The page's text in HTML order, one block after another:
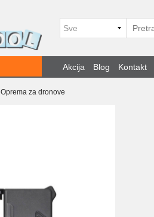
Akcija Blog Kontakt
Oprema za dronove